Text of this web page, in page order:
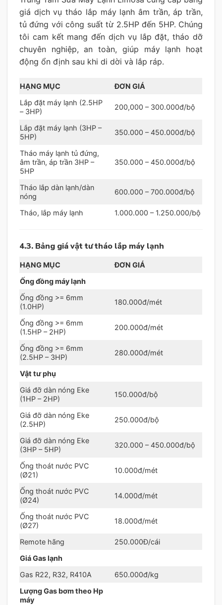
giá dịch vụ tháo lắp máy lạnh âm trần, áp trần,
tủ đứng với công suất từ 2.5HP đến 5HP. Chúng
tôi cam kết mang đến dịch vụ lắp đặt, tháo dỡ
chuyên nghiệp, an toàn, giúp máy lạnh hoạt
động ổn định sau khi di dời và lắp ráp.
HẠNG MỤC
ĐƠN GIÁ
Lắp đặt máy lạnh (2.5HP
– 3HP)
200,000 – 300.000đ/bộ
Lắp đặt máy lạnh (3HP –
5HP)
350.000 – 450.000đ/bộ
Tháo máy lạnh tủ đứng,
âm trần, áp trần 3HP –
5HP
350.000 – 450.000đ/bộ
Tháo lắp dàn lạnh/dàn
nóng
600.000 – 700.000đ/bộ
Tháo, lắp máy lạnh 1.000.000 – 1.250.000/bộ
4.3. Bảng giá vật tư tháo lắp máy lạnh
HẠNG MỤC
ĐƠN GIÁ
Ống đồng máy lạnh
Ống đồng >= 6mm
(1.0HP)
180.000đ/mét
Ống đồng >= 6mm
(1.5HP – 2HP)
200.000đ/mét
Ống đồng >= 6mm
(2.5HP – 3HP)
280.000đ/mét
Vật tư phụ
Giá đỡ dàn nóng Eke
(1HP – 2HP)
150.000đ/bộ
Giá đỡ dàn nóng Eke
(2.5HP)
250.000đ/bộ
Giá đỡ dàn nóng Eke
(3HP – 5HP)
320.000 – 450.000đ/bộ
Ống thoát nước PVC
(Ø21)
10.000đ/mét
Ống thoát nước PVC
(Ø24)
14.000đ/mét
Ống thoát nước PVC
(Ø27)
18.000đ/mét
Remote hãng
250.000Đ/cái
Giá Gas lạnh
Gas R22, R32, R410A
650.000đ/kg
Lượng Gas bơm theo Hp
máy